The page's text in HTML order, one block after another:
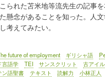
られた苫米地等流先生の記事
懸念があることを知った。人
考えてみたい。
future of employment ギリシャ語
言語学 TEI サンスクリット 古アイ
ン語聖書 テキスト 読解力 小林正人